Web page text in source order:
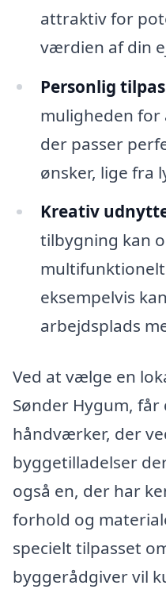
attraktiv for
værdien af din
Personlig
muligheden for
der passer
ønsker, lige fra
Kreativ
tilbygning kan
eksempelvis
arbejdsplads
Ved at vælge en
Sønder Hygum,
håndværker, der
byggetilladelser
også en, der har
forhold og
specielt tilpasset
byggerådgiver vil